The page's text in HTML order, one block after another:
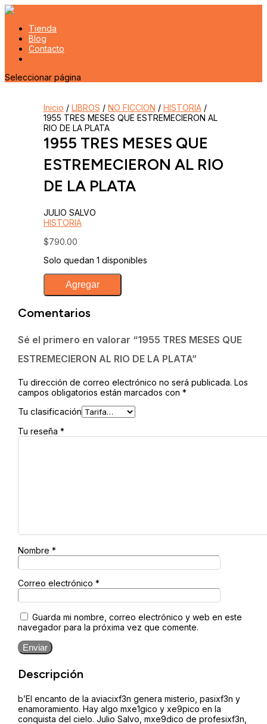
Tienda
Blog
Contacto
Seleccionar página
Inicio / LIBROS / NO FICCION / HISTORIA/
1955 TRES MESES QUE ESTREMECIERON AL
RIO DE LA PLATA
1955 TRES MESES QUE
ESTREMECIERON AL RIO
DE LA PLATA
JULIO SALVO
HISTORIA
$790.00
Solo quedan 1 disponibles
1955
MESES
QUE
ESTREMECIERON
RIO
LA
cantidad
Agregar
Comentarios
Sé el primero en valorar “1955 TRES MESES QUE
ESTREMECIERON AL RIO DE LA PLATA”
Tu dirección de correo electrónico no será publicada. Los
campos obligatorios están marcados con *
Tu clasificación
Tu reseña *
Nombre *
Correo electrónico *
Guarda mi nombre, correo electrónico y web en este
navegador para la próxima vez que comente.
Enviar
Descripción
b’El encanto de la aviacixf3n genera misterio, pasixf3n y
enamoramiento. Hay algo mxe1gico y xe9pico en la
conquista del cielo. Julio Salvo, mxe9dico de profesixf3n,